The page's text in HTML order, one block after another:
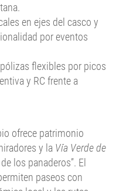
en ejes del casco y
por eventos
flexibles por picos
y RC frente a
ofrece patrimonio
y la Vía Verde de
los panaderos”. El
paseos con